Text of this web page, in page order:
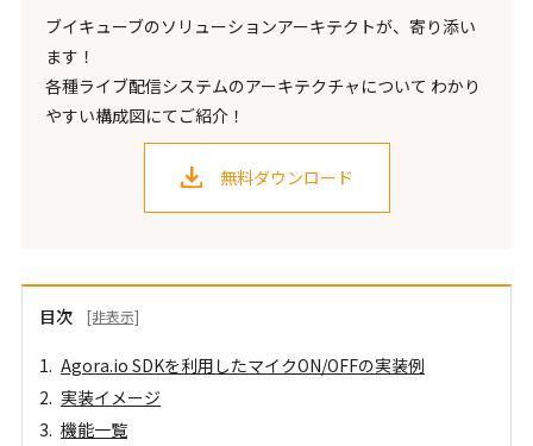
ブイキューブのソリューションアーキテクトが、寄り添い
ます！
各種ライブ配信システムのアーキテクチャについて わかり
やすい構成図にてご紹介！
無料ダウンロード
目次 [非表示]
Agora.io SDKを利用したマイクON/OFFの実装例
実装イメージ
機能一覧